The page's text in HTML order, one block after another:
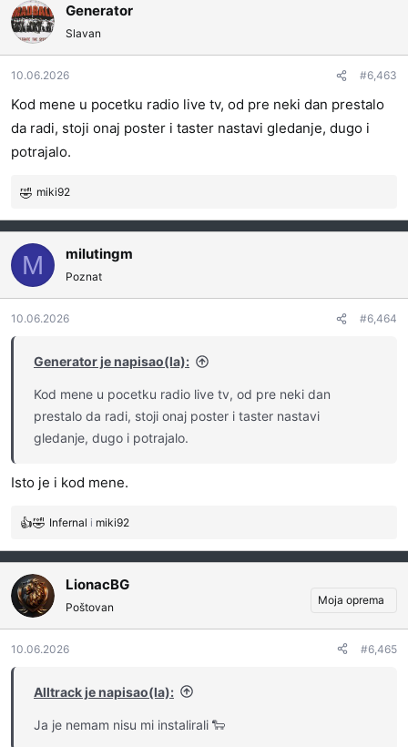
g
o
v
a
n
a
:
Generator
Slavan
10.06.2026 #6,463
Kod mene u pocetku radio live tv, od pre neki dan prestalo
da radi, stoji onaj poster i taster nastavi gledanje, dugo i
potrajalo.
R
e
a
g
v
a
n
miki92
M milutingm
Poznat
10.06.2026 #6,464
Generator je napisao(la):
Kod mene u pocetku radio live tv, od pre neki dan
prestalo da radi, stoji onaj poster i taster nastavi
gledanje, dugo i potrajalo.
Isto je i kod mene.
R
a
g
o
v
a
n
Infernal i miki92
LionacBG
Poštovan
Moja oprema
10.06.2026 #6,465
Alltrack je napisao(la):
Ja je nemam nisu mi instalirali 🐑